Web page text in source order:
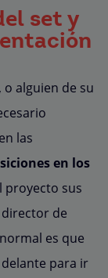
set y
alguien de su
las
en los
proyecto sus
de
es que
para ir